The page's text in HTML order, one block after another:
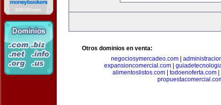
Otros dominios en venta:
negociosymercadeo.com|
expansioncomercial.com|
alimentoslistos.com| todoenoferta.com|